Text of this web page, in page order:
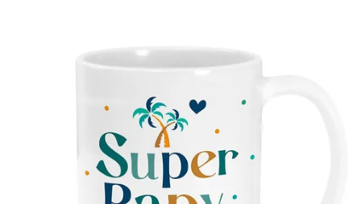
Décoration
Cuisine et art de la table
Zoomer sur l'image